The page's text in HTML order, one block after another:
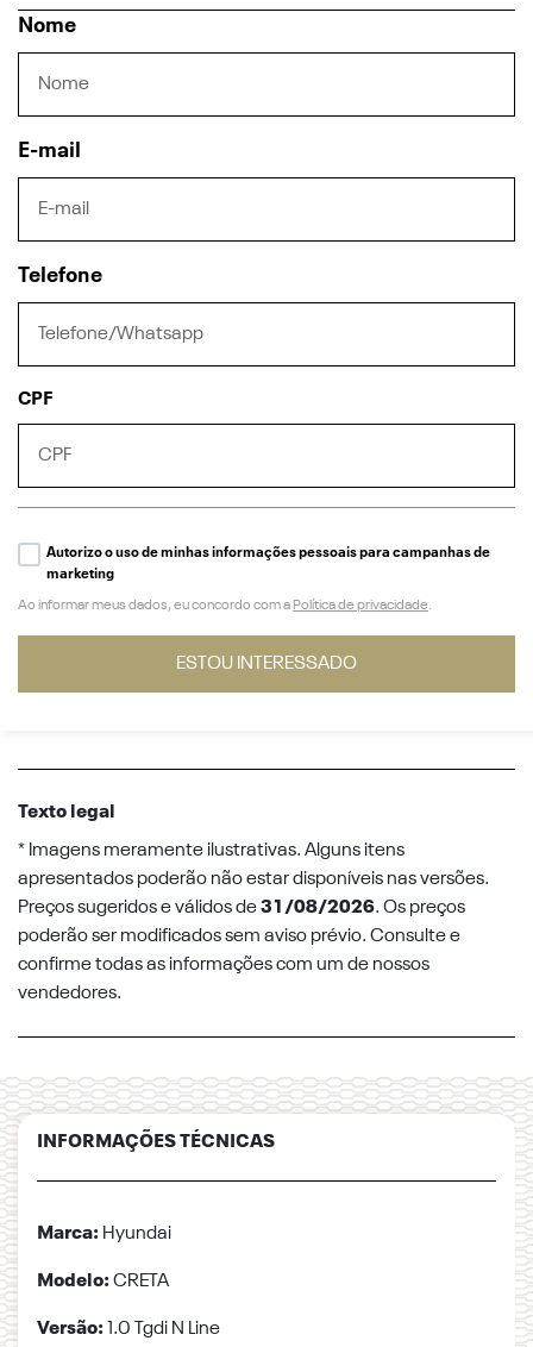
Nome
E-mail
Telefone
CPF
Autorizo o uso de minhas informações pessoais para campanhas de
marketing
Ao informar meus dados, eu concordo com a Política de privacidade.
ESTOU INTERESSADO
Texto legal
* Imagens meramente ilustrativas. Alguns itens
apresentados poderão não estar disponíveis nas versões.
Preços sugeridos e válidos de31/08/2026. Os preços
poderão ser modificados sem aviso prévio. Consulte e
confirme todas as informações com um de nossos
vendedores.
INFORMAÇÕES TÉCNICAS
Marca: Hyundai
Modelo:CRETA
Versão: 1.0 Tgdi N Line